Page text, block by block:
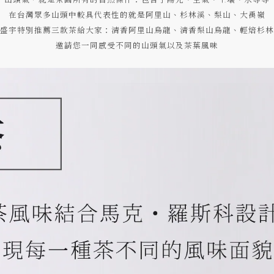
在台灣眾多山頭中較具代表性的就是阿里山、杉林溪、梨山、大禹嶺
宇特別推薦三款茶給大家：清香阿里山烏龍、清香梨山烏龍、輕焙杉
邀請您一同感受不同的山頭氣以及茶葉風味